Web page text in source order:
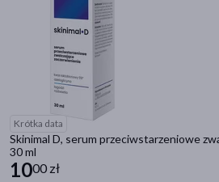
Krótka data
Skinimal D, serum przeciwstarzeniowe
30 ml
1000 zł